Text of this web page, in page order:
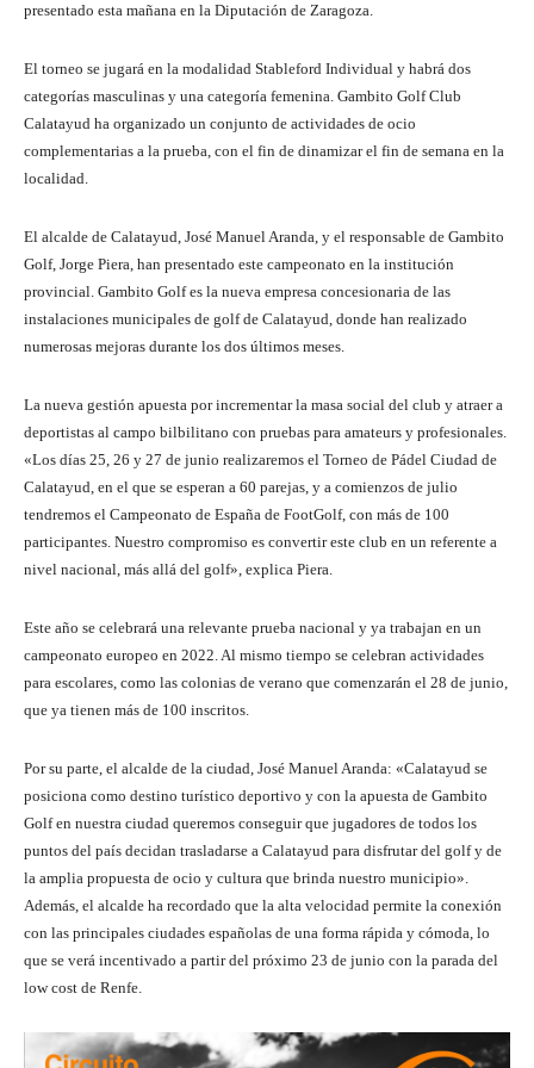
presentado esta mañana en la Diputación de Zaragoza.
El torneo se jugará en la modalidad Stableford Individual y habrá dos
categorías masculinas y una categoría femenina. Gambito Golf Club
Calatayud ha organizado un conjunto de actividades de ocio
complementarias a la prueba, con el fin de dinamizar el fin de semana en la
localidad.
El alcalde de Calatayud, José Manuel Aranda, y el responsable de Gambito
Golf, Jorge Piera, han presentado este campeonato en la institución
provincial. Gambito Golf es la nueva empresa concesionaria de las
instalaciones municipales de golf de Calatayud, donde han realizado
numerosas mejoras durante los dos últimos meses.
La nueva gestión apuesta por incrementar la masa social del club y atraer a
deportistas al campo bilbilitano con pruebas para amateurs y profesionales.
«Los días 25, 26 y 27 de junio realizaremos el Torneo de Pádel Ciudad de
Calatayud, en el que se esperan a 60 parejas, y a comienzos de julio
tendremos el Campeonato de España de FootGolf, con más de 100
participantes. Nuestro compromiso es convertir este club en un referente a
nivel nacional, más allá del golf», explica Piera.
Este año se celebrará una relevante prueba nacional y ya trabajan en un
campeonato europeo en 2022. Al mismo tiempo se celebran actividades
para escolares, como las colonias de verano que comenzarán el 28 de junio,
que ya tienen más de 100 inscritos.
Por su parte, el alcalde de la ciudad, José Manuel Aranda: «Calatayud se
posiciona como destino turístico deportivo y con la apuesta de Gambito
Golf en nuestra ciudad queremos conseguir que jugadores de todos los
puntos del país decidan trasladarse a Calatayud para disfrutar del golf y de
la amplia propuesta de ocio y cultura que brinda nuestro municipio».
Además, el alcalde ha recordado que la alta velocidad permite la conexión
con las principales ciudades españolas de una forma rápida y cómoda, lo
que se verá incentivado a partir del próximo 23 de junio con la parada del
low cost de Renfe.